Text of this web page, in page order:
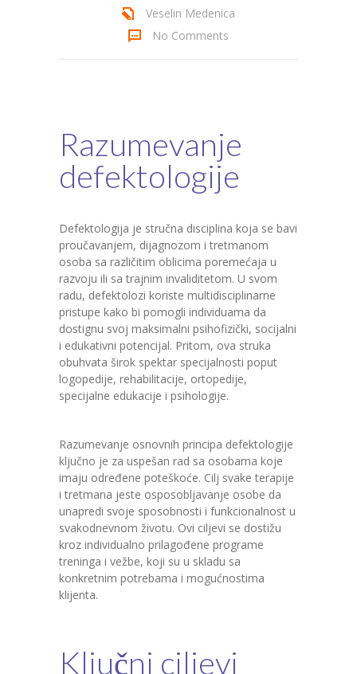
Veselin Medenica
No Comments
Razumevanje
defektologije
Defektologija je stručna disciplina koja se bavi
proučavanjem, dijagnozom i tretmanom
osoba sa različitim oblicima poremećaja u
razvoju ili sa trajnim invaliditetom. U svom
radu, defektolozi koriste multidisciplinarne
pristupe kako bi pomogli individuama da
dostignu svoj maksimalni psihofizički, socijalni
i edukativni potencijal. Pritom, ova struka
obuhvata širok spektar specijalnosti poput
logopedije, rehabilitacije, ortopedije,
specijalne edukacije i psihologije.
Razumevanje osnovnih principa defektologije
ključno je za uspešan rad sa osobama koje
imaju određene poteškoće. Cilj svake terapije
i tretmana jeste osposobljavanje osobe da
unapredi svoje sposobnosti i funkcionalnost u
svakodnevnom životu. Ovi ciljevi se dostižu
kroz individualno prilagođene programe
treninga i vežbe, koji su u skladu sa
konkretnim potrebama i mogućnostima
klijenta.
Ključni ciljevi